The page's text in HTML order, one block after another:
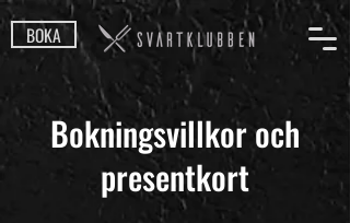
BOKA
Bokningsvillkor och
presentkort